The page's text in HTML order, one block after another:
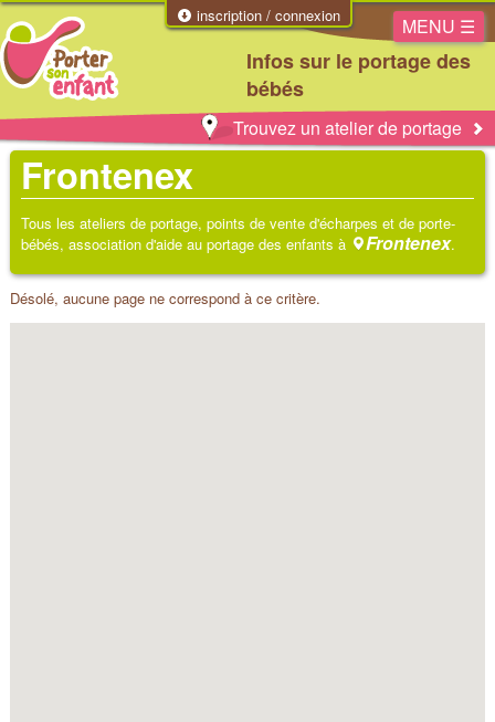
inscription / connexion
Infos sur le portage des
bébés
MENU ☰
Trouvez un atelier de portage
Frontenex
Tous les ateliers de portage, points de vente d'écharpes et de porte-
bébés, association d'aide au portage des enfants à
Frontenex.
Désolé, aucune page ne correspond à ce critère.